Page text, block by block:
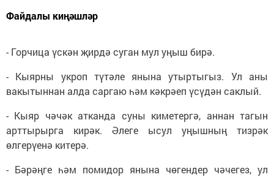
Файдалы киңәшләр
- Горчица үскән җирдә суган мул уңыш бирә.
- Кыярны укроп түтәле янына утыртыгыз. Ул аны
вакытыннан алда саргаю һәм кәкрәеп үсүдән саклый.
- Кыяр чәчәк атканда суны киметергә, аннан тагын
арттырырга кирәк. Әлеге ысул уңышның тизрәк
өлгерүенә китерә.
- Бәрәңге һәм помидор янына чөгендер чәчегез, ул